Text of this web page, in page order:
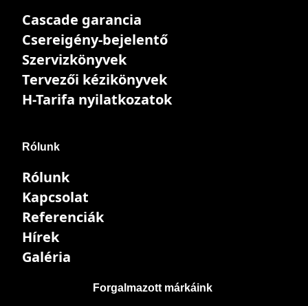
Cascade garancia
Csereigény-bejelentő
Szervizkönyvek
Tervezői kézikönyvek
H-Tarifa nyilatkozatok
Rólunk
Rólunk
Kapcsolat
Referenciák
Hírek
Galéria
Forgalmazott márkáink